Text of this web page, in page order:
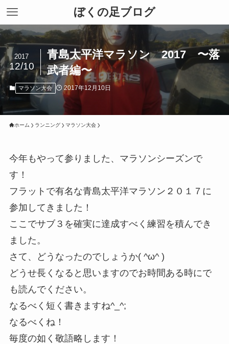
ぼくの足ブログ
青島太平洋マラソン 2017 〜落
武者編〜
2017
12/10
マラソン大会 2017年12月10日
ホーム ランニング マラソン大会
今年もやって参りました、マラソンシーズンで
す！
フラットで有名な青島太平洋マラソン２０１７に
参加してきました！
ここでサブ３を確実に達成すべく練習を積んでき
ました。
さて、どうなったのでしょうか( ^ω^ )
どうせ長くなると思いますのでお時間ある時にで
も読んでください。
なるべく短く書きますね^_^;
なるべくね！
毎度の如く敬語略します！